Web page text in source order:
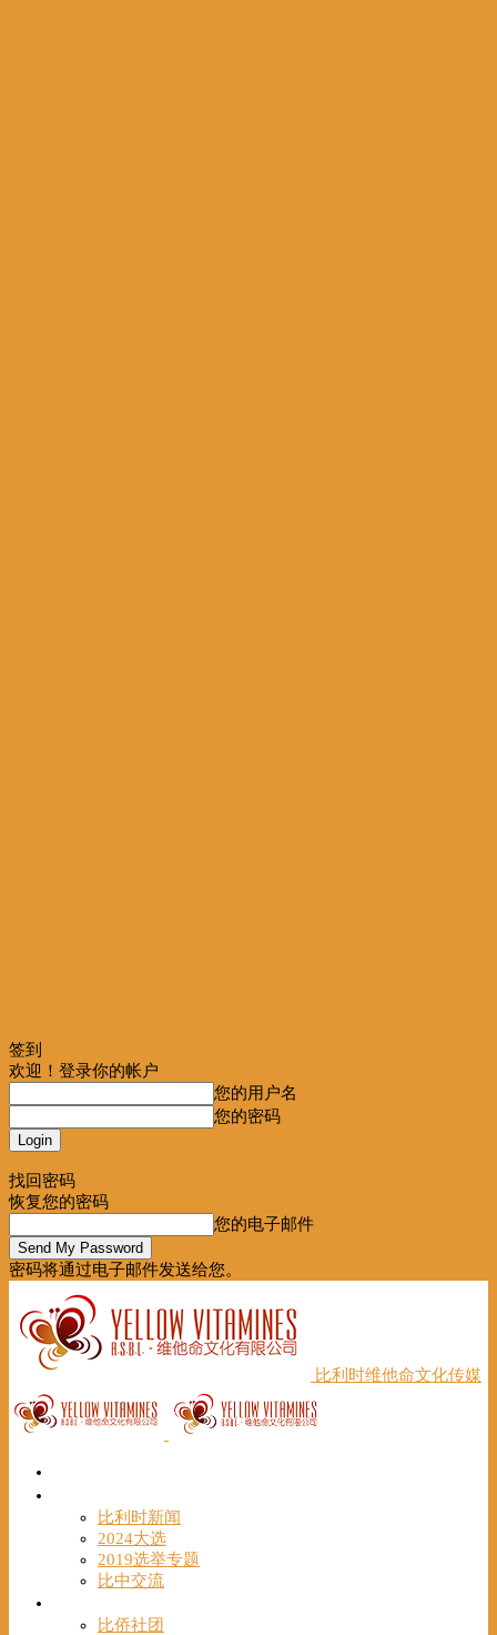
签到
欢迎！登录你的帐户
您的用户名
您的密码
找回密码
恢复您的密码
您的电子邮件
密码将通过电子邮件发送给您。
比利时维他命文化传媒
比利时新闻
2024大选
2019选举专题
比中交流
比侨社团